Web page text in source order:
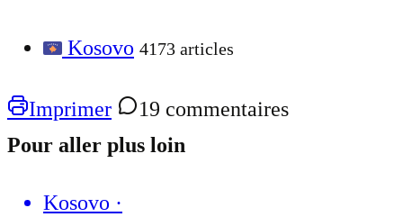
Kosovo 4173 articles
Imprimer
19 commentaires
Pour aller plus loin
Kosovo ·